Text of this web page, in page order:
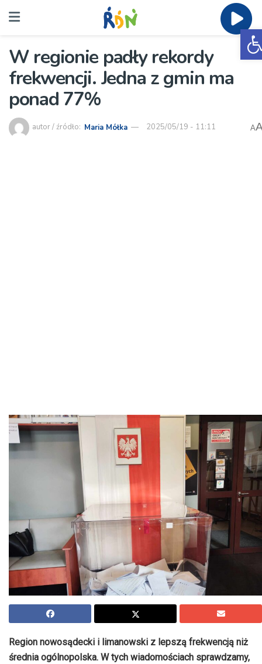
W regionie padły rekordy
frekwencji. Jedna z gmin ma
ponad 77%
autor / źródło: Maria Mółka 2025/05/19 - 11:11 A
Region nowosądecki i limanowski z lepszą frekwencją niż
średnia ogólnopolska. W tych wiadomościach sprawdzamy,